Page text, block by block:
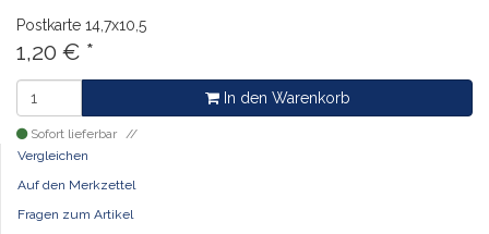
Postkarte 14,7x10,5
1,20 € *
In den Warenkorb
Sofort lieferbar
Vergleichen
Auf den Merkzettel
Fragen zum Artikel